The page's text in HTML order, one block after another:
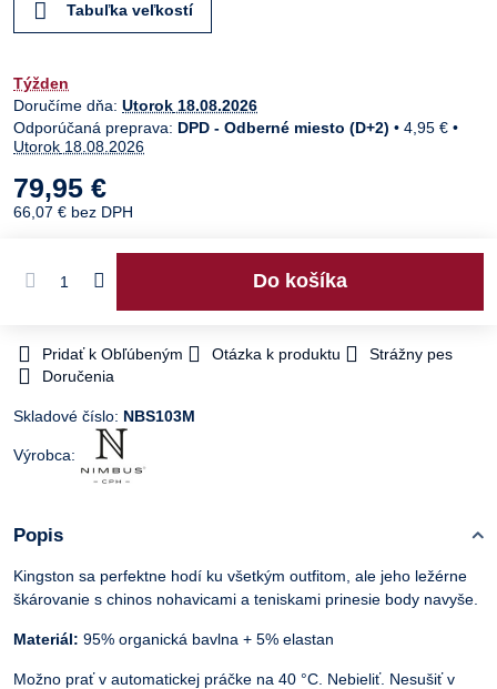
Tabuľka veľkostí
Týžden
Doručíme dňa: Utorok 18.08.2026
DPD - Odberné miesto (D+2) • 4,95 € •
Utorok 18.08.2026
79,95 €
66,07 € bez DPH
Do košíka
Pridať k Obľúbeným Otázka k produktu
Strážny pes
Doručenia
Skladové číslo: NBS103M
Výrobca:
Popis
Kingston sa perfektne hodí ku všetkým outfitom, ale jeho ležérne
škárovanie s chinos nohavicami a teniskami prinesie body navyše.
Materiál: 95% organická bavlna + 5% elastan
Možno prať v automatickej práčke na 40 °C. Nebieliť. Nesušiť v